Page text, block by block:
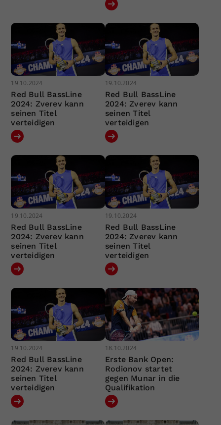
19.10.2024
Red Bull BassLine
2024: Zverev kann
seinen Titel
verteidigen
19.10.2024
Red Bull BassLine
2024: Zverev kann
seinen Titel
verteidigen
19.10.2024
Red Bull BassLine
2024: Zverev kann
seinen Titel
verteidigen
19.10.2024
Red Bull BassLine
2024: Zverev kann
seinen Titel
verteidigen
19.10.2024
Red Bull BassLine
2024: Zverev kann
seinen Titel
verteidigen
18.10.2024
Erste Bank Open:
Rodionov startet
gegen Munar in die
Qualifikation